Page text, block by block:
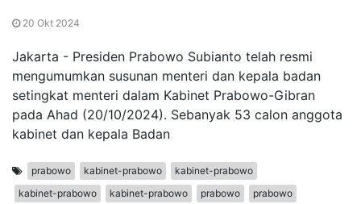
20 Okt 2024
Jakarta - Presiden Prabowo Subianto telah resmi
mengumumkan susunan menteri dan kepala badan
setingkat menteri dalam Kabinet Prabowo-Gibran
pada Ahad (20/10/2024). Sebanyak 53 calon anggota
kabinet dan kepala Badan
prabowo kabinet-prabowo
kabinet-prabowo
kabinet-prabowo
kabinet-prabowo prabowo
prabowo